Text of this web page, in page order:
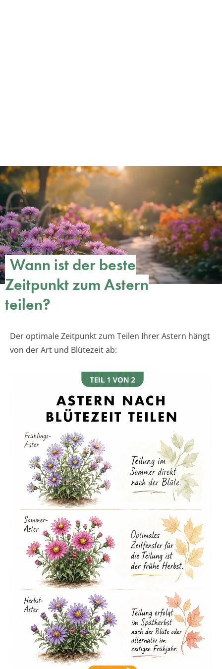
Wann ist der beste
Zeitpunkt zum Astern
teilen?
Der optimale Zeitpunkt zum Teilen Ihrer Astern hängt
von der Art und Blütezeit ab: